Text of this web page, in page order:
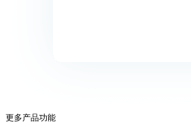
更多产品功能